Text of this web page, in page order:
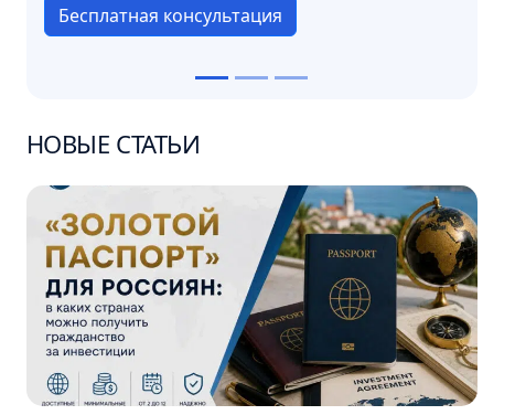
Бесплатная консультация
НОВЫЕ СТАТЬИ